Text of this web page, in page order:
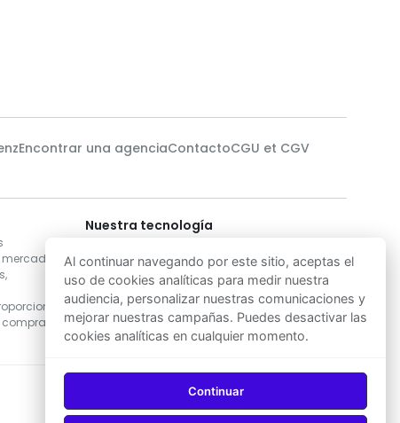
Encontrar una agenciaContactoCGU et CGV
o
Nuestra tecnología
algoritmos de Machine Learning para
desarrollar las soluciones más precisas de
estimación de precios inmobiliarios en
Marruecos, garantizando así una excelente
base para la toma de decisiones de compra o
venta.
Descargar en Descargar en
Al continuar navegando por este sitio, aceptas el
uso de cookies analíticas para medir nuestra
audiencia, personalizar nuestras comunicaciones y
mejorar nuestras campañas. Puedes desactivar las
cookies analíticas en cualquier momento.
Continuar